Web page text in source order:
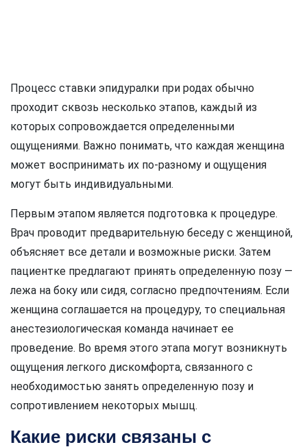
Процесс ставки эпидуралки при родах обычно
проходит сквозь несколько этапов, каждый из
которых сопровождается определенными
ощущениями. Важно понимать, что каждая женщина
может воспринимать их по-разному и ощущения
могут быть индивидуальными.
Первым этапом является подготовка к процедуре.
Врач проводит предварительную беседу с женщиной,
объясняет все детали и возможные риски. Затем
пациентке предлагают принять определенную позу —
лежа на боку или сидя, согласно предпочтениям. Если
женщина соглашается на процедуру, то специальная
анестезиологическая команда начинает ее
проведение. Во время этого этапа могут возникнуть
ощущения легкого дискомфорта, связанного с
необходимостью занять определенную позу и
сопротивлением некоторых мышц.
Какие риски связаны с